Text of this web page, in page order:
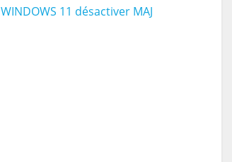
WINDOWS 11 désactiver MAJ